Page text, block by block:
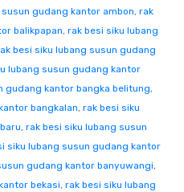
gudang kantor ambon, rak
balikpapan, rak besi siku lubang
besi siku lubang susun gudang
lubang susun gudang kantor
gudang kantor bangka belitung,
bangkalan, rak besi siku
, rak besi siku lubang susun
siku lubang susun gudang kantor
gudang kantor banyuwangi,
bekasi, rak besi siku lubang